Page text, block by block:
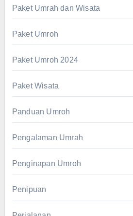
Paket Umrah dan Wisata
Paket Umroh
Paket Umroh 2024
Paket Wisata
Panduan Umroh
Pengalaman Umrah
Penginapan Umroh
Penipuan